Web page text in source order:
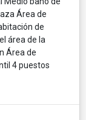
Área de
de
área de la
Área de
4 puestos